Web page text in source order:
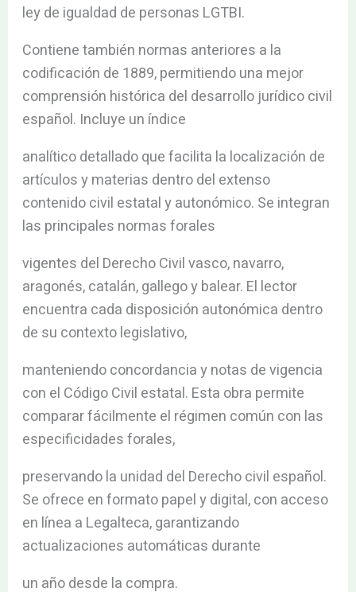
ley de igualdad de personas LGTBI.
Contiene también normas anteriores a la
codificación de 1889, permitiendo una mejor
comprensión histórica del desarrollo jurídico civil
español. Incluye un índice
analítico detallado que facilita la localización de
artículos y materias dentro del extenso
contenido civil estatal y autonómico. Se integran
las principales normas forales
vigentes del Derecho Civil vasco, navarro,
aragonés, catalán, gallego y balear. El lector
encuentra cada disposición autonómica dentro
de su contexto legislativo,
manteniendo concordancia y notas de vigencia
con el Código Civil estatal. Esta obra permite
comparar fácilmente el régimen común con las
especificidades forales,
preservando la unidad del Derecho civil español.
Se ofrece en formato papel y digital, con acceso
en línea a Legalteca, garantizando
actualizaciones automáticas durante
un año desde la compra.